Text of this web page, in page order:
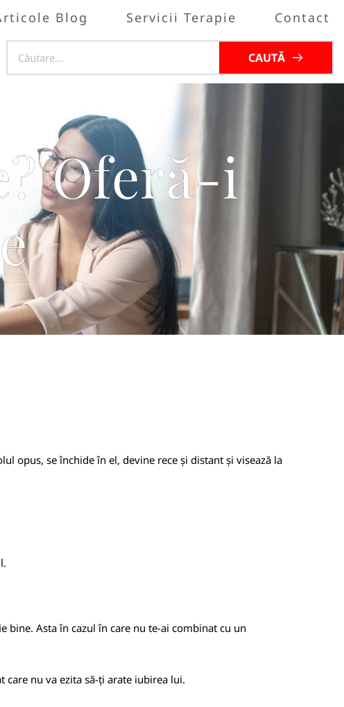
Blog Servicii Terapie Contact
CAUTĂ
Oferă-i
opus, se închide în el, devine rece și distant și visează la
bine. Asta în cazul în care nu te-ai combinat cu un
nu va ezita să-ți arate iubirea lui.